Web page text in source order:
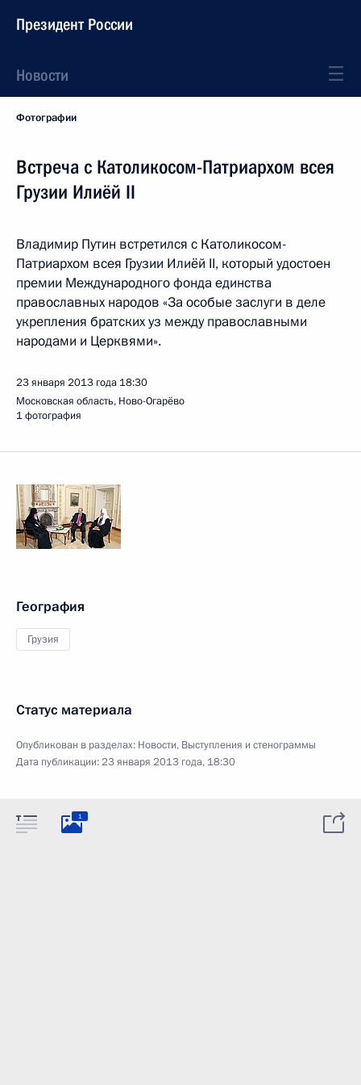
Президент России
Новости
Фотографии
Встреча с Католикосом-Патриархом всея
Грузии Илиёй II
Владимир Путин встретился с Католикосом-
Патриархом всея Грузии Илиёй II, который удостоен
премии Международного фонда единства
православных народов «За особые заслуги в деле
укрепления братских уз между православными
народами и Церквями».
23 января 2013 года 18:30
Московская область, Ново-Огарёво
1 фотография
География
Грузия
Статус материала
Опубликован в разделах: Новости, Выступления и стенограммы
Дата публикации:23 января 2013 года, 18:30
1